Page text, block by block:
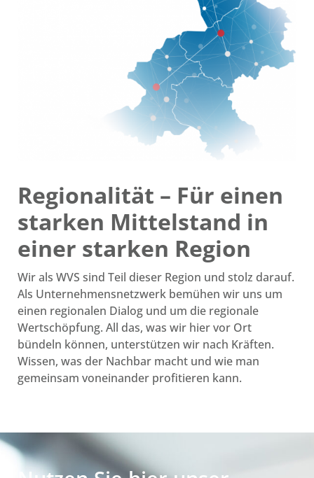
Regionalität – Für einen
starken Mittelstand in
einer starken Region
Wir als WVS sind Teil dieser Region und stolz darauf.
Als Unternehmensnetzwerk bemühen wir uns um
einen regionalen Dialog und um die regionale
Wertschöpfung. All das, was wir hier vor Ort
bündeln können, unterstützen wir nach Kräften.
Wissen, was der Nachbar macht und wie man
gemeinsam voneinander profitieren kann.